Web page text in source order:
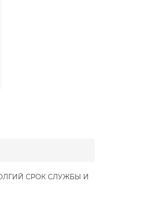
СРОК СЛУЖБЫ И